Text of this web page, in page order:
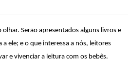
Serão apresentados alguns livros e
ele; e o que interessa a nós, leitores
e vivenciar a leitura com os bebês.